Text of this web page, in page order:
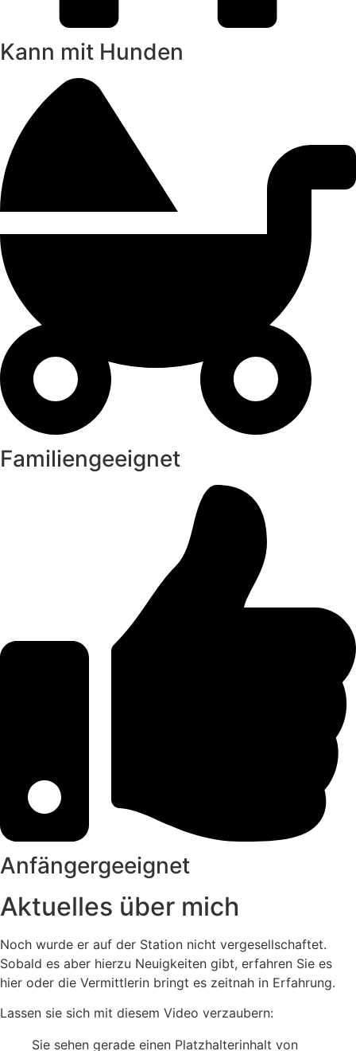
Kann mit Hunden
Familiengeeignet
Anfängergeeignet
Aktuelles über mich
Noch wurde er auf der Station nicht vergesellschaftet.
Sobald es aber hierzu Neuigkeiten gibt, erfahren Sie es
hier oder die Vermittlerin bringt es zeitnah in Erfahrung.
Lassen sie sich mit diesem Video verzaubern:
Sie sehen gerade einen Platzhalterinhalt von